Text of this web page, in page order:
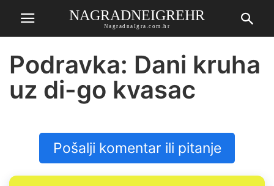
NAGRADNEIGREHR
NagradnaIgra.com.hr
Podravka: Dani kruha
uz di-go kvasac
Pošalji komentar ili pitanje